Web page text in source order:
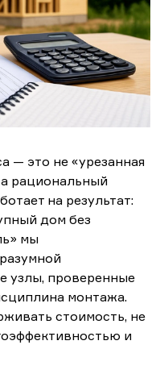
— это не «урезанная
рациональный
на результат:
дом без
мы
узлы, проверенные
монтажа.
стоимость, не
и